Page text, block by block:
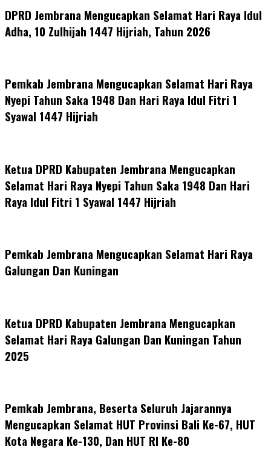
DPRD Jembrana Mengucapkan Selamat Hari Raya Idul
Adha, 10 Zulhijah 1447 Hijriah, Tahun 2026
Pemkab Jembrana Mengucapkan Selamat Hari Raya
Nyepi Tahun Saka 1948 Dan Hari Raya Idul Fitri 1
Syawal 1447 Hijriah
Ketua DPRD Kabupaten Jembrana Mengucapkan
Selamat Hari Raya Nyepi Tahun Saka 1948 Dan Hari
Raya Idul Fitri 1 Syawal 1447 Hijriah
Pemkab Jembrana Mengucapkan Selamat Hari Raya
Galungan Dan Kuningan
Ketua DPRD Kabupaten Jembrana Mengucapkan
Selamat Hari Raya Galungan Dan Kuningan Tahun
2025
Pemkab Jembrana, Beserta Seluruh Jajarannya
Mengucapkan Selamat HUT Provinsi Bali Ke-67, HUT
Kota Negara Ke-130, Dan HUT RI Ke-80